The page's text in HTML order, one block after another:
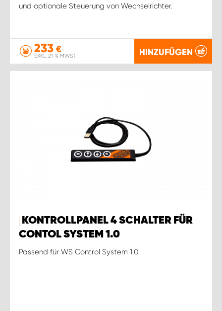
und optionale Steuerung von Wechselrichter.
233 €
EXKL. 21 % MWST. HINZUFÜGEN
KONTROLLPANEL 4 SCHALTER FÜR
CONTOL SYSTEM 1.0
Passend für WS Control System 1.0